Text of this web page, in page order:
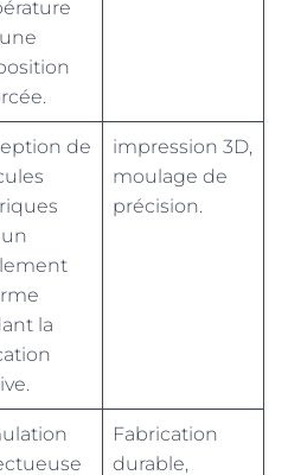
de
la
impression 3D,
moulage de
précision.
Fabrication
durable,